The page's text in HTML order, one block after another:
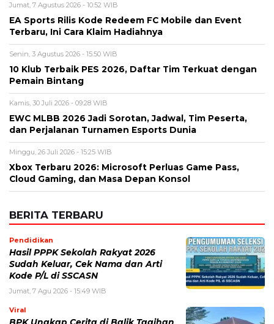
Jumat, 7 Agustus 2026 - 10:52 WIB
EA Sports Rilis Kode Redeem FC Mobile dan Event
Terbaru, Ini Cara Klaim Hadiahnya
Senin, 3 Agustus 2026 - 15:50 WIB
10 Klub Terbaik PES 2026, Daftar Tim Terkuat dengan
Pemain Bintang
Kamis, 30 Juli 2026 - 09:28 WIB
EWC MLBB 2026 Jadi Sorotan, Jadwal, Tim Peserta,
dan Perjalanan Turnamen Esports Dunia
Minggu, 26 Juli 2026 - 15:25 WIB
Xbox Terbaru 2026: Microsoft Perluas Game Pass,
Cloud Gaming, dan Masa Depan Konsol
BERITA TERBARU
Pendidikan
Hasil PPPK Sekolah Rakyat 2026
Sudah Keluar, Cek Nama dan Arti
Kode P/L di SSCASN
Jumat, 7 Agu 2026 - 15:49 WIB
Viral